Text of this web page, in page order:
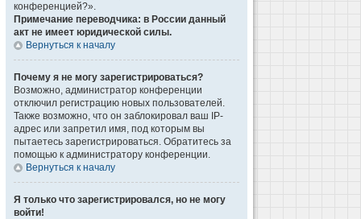
конференцией?».
Примечание переводчика: в России данный
акт не имеет юридической силы.
Вернуться к началу
Почему я не могу зарегистрироваться?
Возможно, администратор конференции
отключил регистрацию новых пользователей.
Также возможно, что он заблокировал ваш IP-
адрес или запретил имя, под которым вы
пытаетесь зарегистрироваться. Обратитесь за
помощью к администратору конференции.
Вернуться к началу
Я только что зарегистрировался, но не могу
войти!